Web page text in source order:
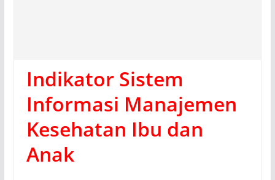
Indikator Sistem
Informasi Manajemen
Kesehatan Ibu dan
Anak